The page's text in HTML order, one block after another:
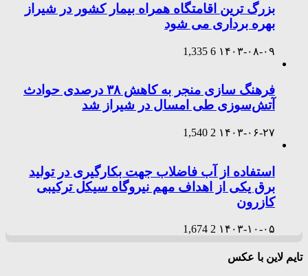
بزرگ ترین اقامتگاه همراه بیمار کشور در شیراز
بهره برداری می شود
۱۴۰۳-۰۸-۰۹ 6
1,335
فرهنگ سازی منجر به کاهش ۳۸ درصدی حوادث
آتش‌سوزی طی امسال در شیراز شد
۱۴۰۳-۰۶-۲۷ 2
1,540
استفاده از آب فاضلاب جهت بکارگیری در تولید
برق یکی از اهداف مهم نیروگاه سیکل ترکیبی
کازرون
۱۴۰۳-۱۰-۰۵ 2
1,674
تایم لاین با عکس